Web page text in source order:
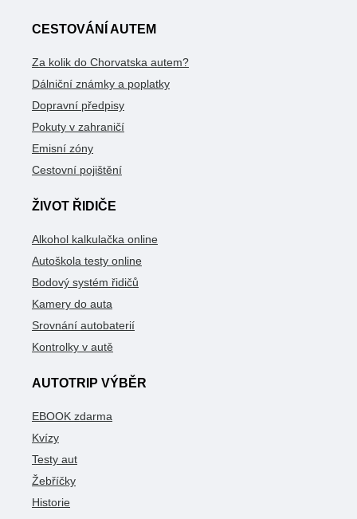
CESTOVÁNÍ AUTEM
Za kolik do Chorvatska autem?
Dálniční známky a poplatky
Dopravní předpisy
Pokuty v zahraničí
Emisní zóny
Cestovní pojištění
ŽIVOT ŘIDIČE
Alkohol kalkulačka online
Autoškola testy online
Bodový systém řidičů
Kamery do auta
Srovnání autobaterií
Kontrolky v autě
AUTOTRIP VÝBĚR
EBOOK zdarma
Kvízy
Testy aut
Žebříčky
Historie